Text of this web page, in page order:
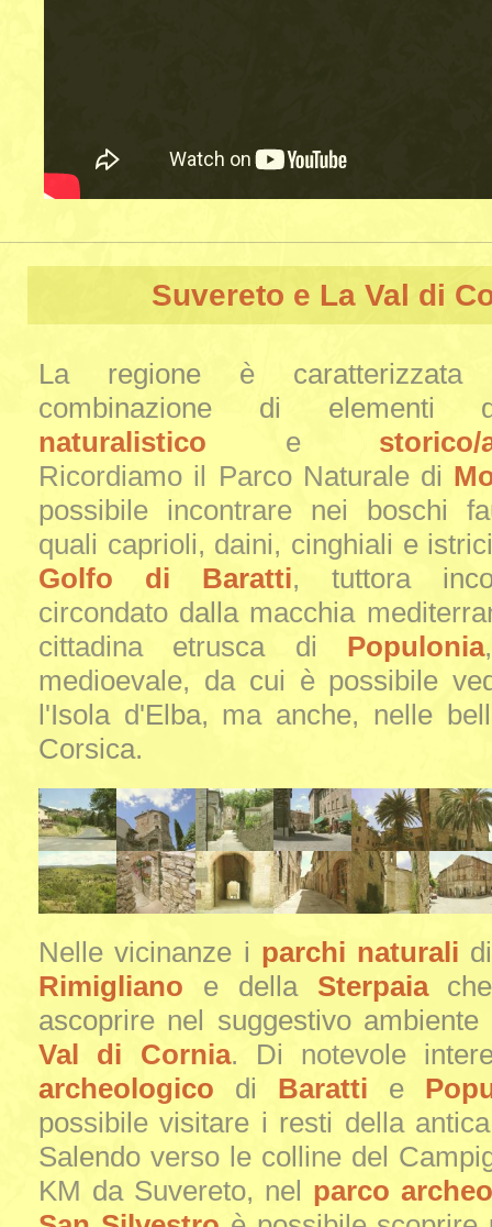
Suvereto e La Val di
La regione è caratterizzata
combinazione di elementi
naturalistico e storico/
Ricordiamo il Parco Naturale di
possibile incontrare nei boschi
quali caprioli, daini, cinghiali e
Golfo di Baratti, tuttora
circondato dalla macchia
cittadina etrusca di Populonia
medioevale, da cui è possibile
l'Isola d'Elba, ma anche, nelle
Corsica.
Nelle vicinanze i parchi naturali
Rimigliano e della Sterpaiache
ascoprire nel suggestivo ambiente
Val di Cornia. Di notevole
archeologico di Baratti e
possibile visitare i resti della
Salendo verso le colline del
KM da Suvereto, nel parco